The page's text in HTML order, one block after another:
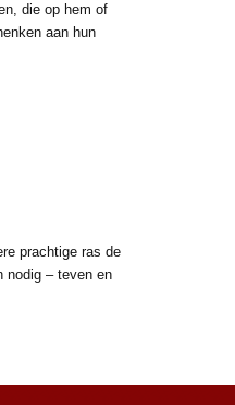
die op hem of
aan hun
prachtige ras de
nodig – teven en